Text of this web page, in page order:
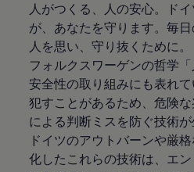
人がつくる、人の安心。ド
が、あなたを守ります。毎
人を思い、守り抜くために。
フォルクスワーゲンの哲学「
安全性の取り組みにも表れ
犯すことがあるため、危険
による判断ミスを防ぐ技術が
ドイツのアウトバーンや厳
化したこれらの技術は、エ